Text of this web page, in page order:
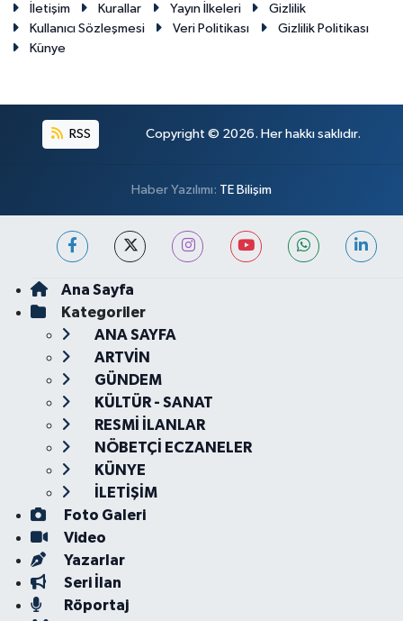
İletişim Kurallar Yayın İlkeleri
Gizlilik
Kullanıcı Sözleşmesi
Veri Politikası
Gizlilik Politikası
Künye
RSS Copyright © 2026. Her hakkı saklıdır.
Haber Yazılımı: TE Bilişim
Ana Sayfa
Kategoriler
ANA SAYFA
ARTVİN
GÜNDEM
KÜLTÜR - SANAT
RESMİ İLANLAR
NÖBETÇİ ECZANELER
KÜNYE
İLETİŞİM
Foto Galeri
Video
Yazarlar
Seri İlan
Röportaj